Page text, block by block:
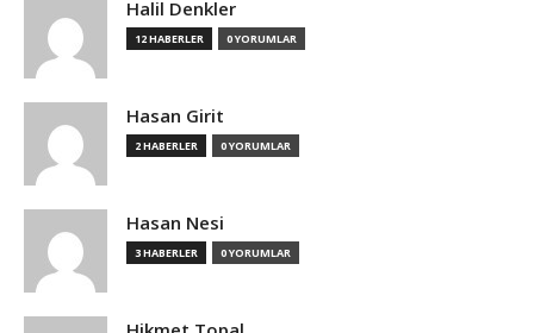
Halil Denkler
12 HABERLER 0 YORUMLAR
Hasan Girit
2 HABERLER 0 YORUMLAR
Hasan Nesi
3 HABERLER 0 YORUMLAR